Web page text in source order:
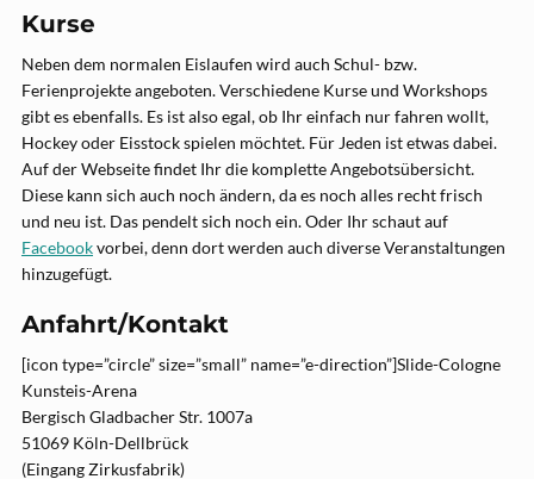
Kurse
Neben dem normalen Eislaufen wird auch Schul- bzw.
Ferienprojekte angeboten. Verschiedene Kurse und Workshops
gibt es ebenfalls. Es ist also egal, ob Ihr einfach nur fahren wollt,
Hockey oder Eisstock spielen möchtet. Für Jeden ist etwas dabei.
Auf der Webseite findet Ihr die komplette Angebotsübersicht.
Diese kann sich auch noch ändern, da es noch alles recht frisch
und neu ist. Das pendelt sich noch ein. Oder Ihr schaut auf
Facebookvorbei, denn dort werden auch diverse Veranstaltungen
hinzugefügt.
Anfahrt/Kontakt
[icon type=”circle” size=”small” name=”e-direction”]Slide-Cologne
Kunsteis-Arena
Bergisch Gladbacher Str. 1007a
51069 Köln-Dellbrück
(Eingang Zirkusfabrik)